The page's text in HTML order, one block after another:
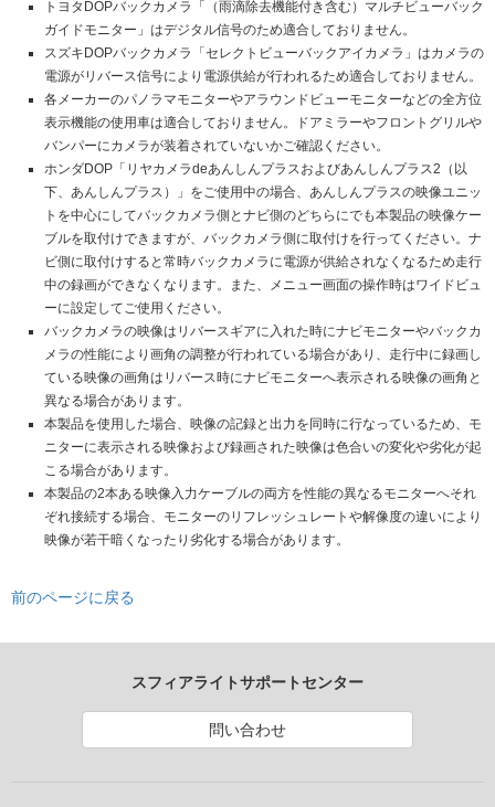
トヨタDOPバックカメラ「（雨滴除去機能付き含む）マルチビューバック
ガイドモニター」はデジタル信号のため適合しておりません。
スズキDOPバックカメラ「セレクトビューバックアイカメラ」はカメラの
電源がリバース信号により電源供給が行われるため適合しておりません。
各メーカーのパノラマモニターやアラウンドビューモニターなどの全方位
表示機能の使用車は適合しておりません。ドアミラーやフロントグリルや
バンパーにカメラが装着されていないかご確認ください。
ホンダDOP「リヤカメラdeあんしんプラスおよびあんしんプラス2（以
下、あんしんプラス）」をご使用中の場合、あんしんプラスの映像ユニッ
トを中心にしてバックカメラ側とナビ側のどちらにでも本製品の映像ケー
ブルを取付けできますが、バックカメラ側に取付けを行ってください。ナ
ビ側に取付けすると常時バックカメラに電源が供給されなくなるため走行
中の録画ができなくなります。また、メニュー画面の操作時はワイドビュ
ーに設定してご使用ください。
バックカメラの映像はリバースギアに入れた時にナビモニターやバックカ
メラの性能により画角の調整が行われている場合があり、走行中に録画し
ている映像の画角はリバース時にナビモニターへ表示される映像の画角と
異なる場合があります。
本製品を使用した場合、映像の記録と出力を同時に行なっているため、モ
ニターに表示される映像および録画された映像は色合いの変化や劣化が起
こる場合があります。
本製品の2本ある映像入力ケーブルの両方を性能の異なるモニターへそれ
ぞれ接続する場合、モニターのリフレッシュレートや解像度の違いにより
映像が若干暗くなったり劣化する場合があります。
前のページに戻る
スフィアライトサポートセンター
問い合わせ